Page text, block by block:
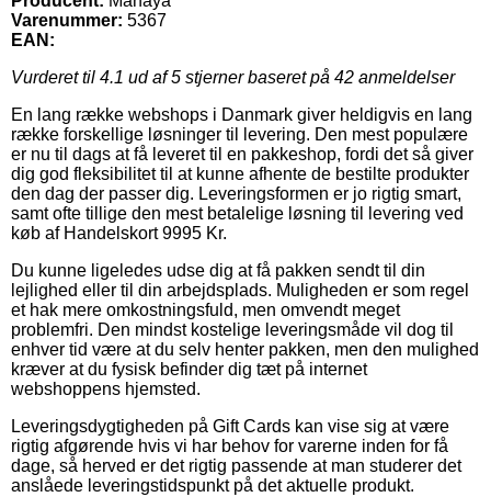
Varenummer: 5367
EAN:
Vurderet til 4.1 ud af 5 stjerner baseret på 42 anmeldelser
En lang række webshops i Danmark giver heldigvis en lang
række forskellige løsninger til levering. Den mest populære
er nu til dags at få leveret til en pakkeshop, fordi det så giver
dig god fleksibilitet til at kunne afhente de bestilte produkter
den dag der passer dig. Leveringsformen er jo rigtig smart,
samt ofte tillige den mest betalelige løsning til levering ved
køb af Handelskort 9995 Kr.
Du kunne ligeledes udse dig at få pakken sendt til din
lejlighed eller til din arbejdsplads. Muligheden er som regel
et hak mere omkostningsfuld, men omvendt meget
problemfri. Den mindst kostelige leveringsmåde vil dog til
enhver tid være at du selv henter pakken, men den mulighed
kræver at du fysisk befinder dig tæt på internet
webshoppens hjemsted.
Leveringsdygtigheden på Gift Cards kan vise sig at være
rigtig afgørende hvis vi har behov for varerne inden for få
dage, så herved er det rigtig passende at man studerer det
anslåede leveringstidspunkt på det aktuelle produkt.